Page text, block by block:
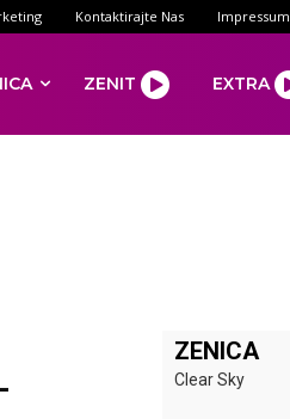
Kontaktirajte Nas Impressum
ZENIT EXTRA
ZENICA
Clear Sky